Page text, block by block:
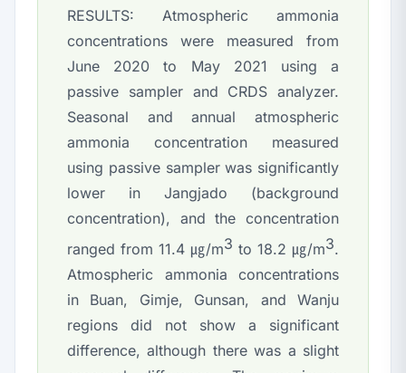
RESULTS: Atmospheric ammonia
concentrations were measured from
June 2020 to May 2021 using a
passive sampler and CRDS analyzer.
Seasonal and annual atmospheric
ammonia concentration measured
using passive sampler was significantly
lower in Jangjado (background
concentration), and the concentration
ranged from 11.4 ㎍/m3 to 18.2 ㎍/m3.
Atmospheric ammonia concentrations
in Buan, Gimje, Gunsan, and Wanju
regions did not show a significant
difference, although there was a slight